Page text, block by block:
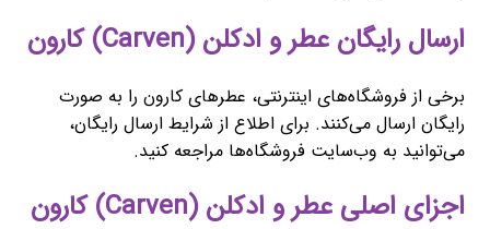
ارسال رایگان عطر و ادکلن (Carven) کارون
برخی از فروشگاه‌های اینترنتی، عطرهای کارون را به صورت
رایگان ارسال می‌کنند. برای اطلاع از شرایط ارسال رایگان،
می‌توانید به وب‌سایت فروشگاه‌ها مراجعه کنید.
اجزای اصلی عطر و ادکلن (Carven) کارون